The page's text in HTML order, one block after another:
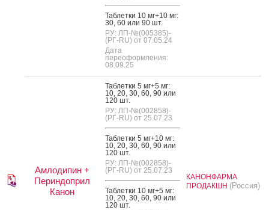
Таб­летки 10 мг+10 мг:
30, 60 или 90 шт.
РУ: ЛП-№(005385)-
(РГ-RU) от 07.05.24
Дата
переоформления:
08.09.25
Амлодипин +
Периндоприл
Канон
Таб­летки 5 мг+5 мг:
10, 20, 30, 60, 90 или
120 шт.
РУ: ЛП-№(002858)-
(РГ-RU) от 25.07.23
Таб­летки 5 мг+10 мг:
10, 20, 30, 60, 90 или
120 шт.
РУ: ЛП-№(002858)-
(РГ-RU) от 25.07.23
Таб­летки 10 мг+5 мг:
10, 20, 30, 60, 90 или
120 шт.
КАНОНФАРМА
ПРОДАКШН (Россия)